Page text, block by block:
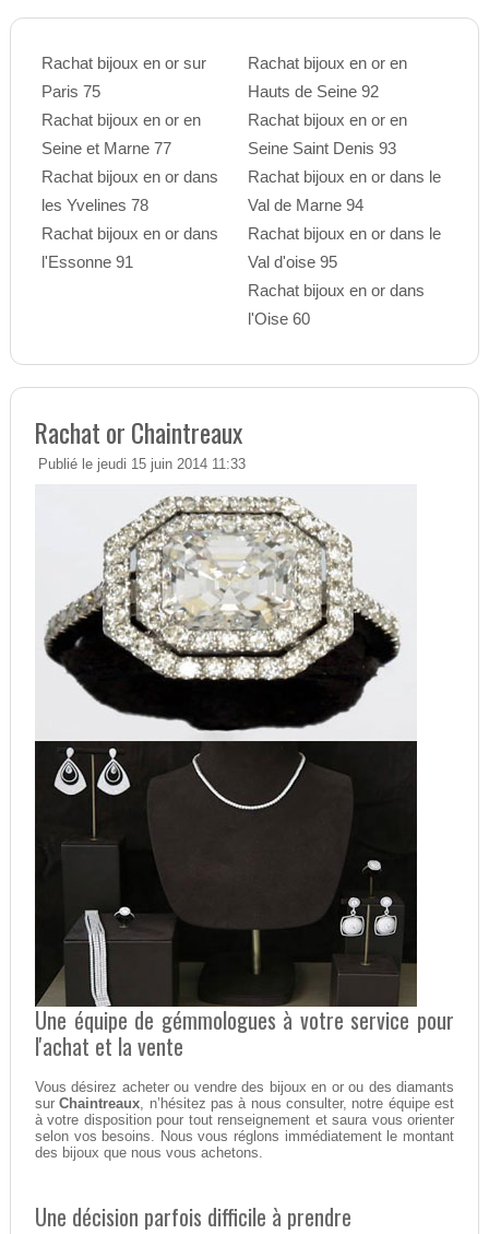
Rachat bijoux en or sur
Paris 75
Rachat bijoux en or en
Seine et Marne 77
Rachat bijoux en or dans
les Yvelines 78
Rachat bijoux en or dans
l'Essonne 91
Rachat bijoux en or en
Hauts de Seine 92
Rachat bijoux en or en
Seine Saint Denis 93
Rachat bijoux en or dans le
Val de Marne 94
Rachat bijoux en or dans le
Val d'oise 95
Rachat bijoux en or dans
l'Oise 60
Rachat or Chaintreaux
Publié le jeudi 15 juin 2014 11:33
Une équipe de gémmologues à votre service pour
l'achat et la vente
Vous désirez acheter ou vendre des bijoux en or ou des diamants
surChaintreaux, n’hésitez pas à nous consulter, notre équipe est
à votre disposition pour tout renseignement et saura vous orienter
selon vos besoins. Nous vous réglons immédiatement le montant
des bijoux que nous vous achetons.
Une décision parfois difficile à prendre